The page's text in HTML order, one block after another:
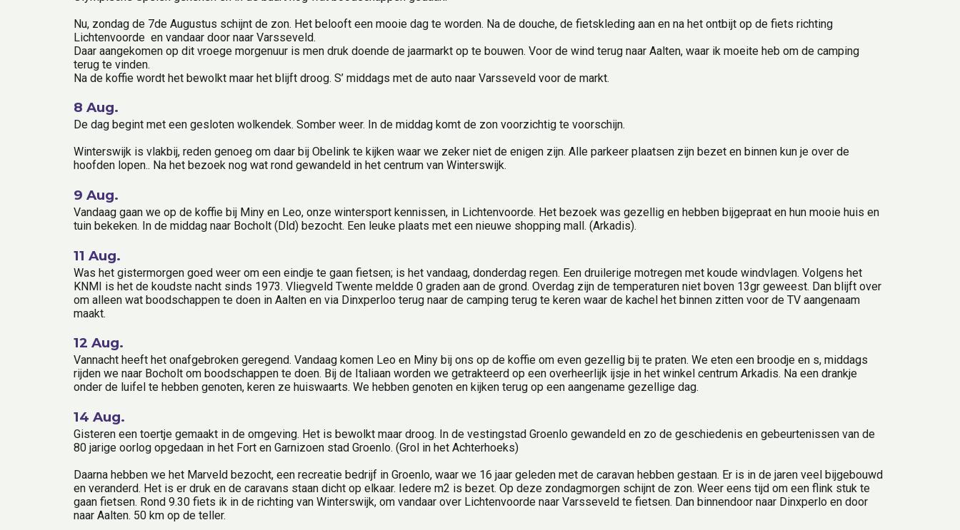
Nu, zondag de 7de Augustus schijnt de zon. Het belooft een mooie dag te worden. Na de douche, de fietskleding aan en na het ontbijt op de fiets richting
Lichtenvoorde  en vandaar door naar Varsseveld.
Daar aangekomen op dit vroege morgenuur is men druk doende de jaarmarkt op te bouwen. Voor de wind terug naar Aalten, waar ik moeite heb om de camping
terug te vinden.
Na de koffie wordt het bewolkt maar het blijft droog. S’ middags met de auto naar Varsseveld voor de markt.
8 Aug.
De dag begint met een gesloten wolkendek. Somber weer. In de middag komt de zon voorzichtig te voorschijn.
Winterswijk is vlakbij, reden genoeg om daar bij Obelink te kijken waar we zeker niet de enigen zijn. Alle parkeer plaatsen zijn bezet en binnen kun je over de
hoofden lopen.. Na het bezoek nog wat rond gewandeld in het centrum van Winterswijk.
9 Aug.
Vandaag gaan we op de koffie bij Miny en Leo, onze wintersport kennissen, in Lichtenvoorde. Het bezoek was gezellig en hebben bijgepraat en hun mooie huis en
tuin bekeken. In de middag naar Bocholt (Dld) bezocht. Een leuke plaats met een nieuwe shopping mall. (Arkadis).
11 Aug.
Was het gistermorgen goed weer om een eindje te gaan fietsen; is het vandaag, donderdag regen. Een druilerige motregen met koude windvlagen. Volgens het
KNMI is het de koudste nacht sinds 1973. Vliegveld Twente meldde 0 graden aan de grond. Overdag zijn de temperaturen niet boven 13gr geweest. Dan blijft over
om alleen wat boodschappen te doen in Aalten en via Dinxperloo terug naar de camping terug te keren waar de kachel het binnen zitten voor de TV aangenaam
maakt.
12 Aug.
Vannacht heeft het onafgebroken geregend. Vandaag komen Leo en Miny bij ons op de koffie om even gezellig bij te praten. We eten een broodje en s, middags
rijden we naar Bocholt om boodschappen te doen. Bij de Italiaan worden we getrakteerd op een overheerlijk ijsje in het winkel centrum Arkadis. Na een drankje
onder de luifel te hebben genoten, keren ze huiswaarts. We hebben genoten en kijken terug op een aangename gezellige dag.
14 Aug.
Gisteren een toertje gemaakt in de omgeving. Het is bewolkt maar droog. In de vestingstad Groenlo gewandeld en zo de geschiedenis en gebeurtenissen van de
80 jarige oorlog opgedaan in het Fort en Garnizoen stad Groenlo. (Grol in het Achterhoeks)
Daarna hebben we het Marveld bezocht, een recreatie bedrijf in Groenlo, waar we 16 jaar geleden met de caravan hebben gestaan. Er is in de jaren veel bijgebouwd
en veranderd. Het is er druk en de caravans staan dicht op elkaar. Iedere m2 is bezet. Op deze zondagmorgen schijnt de zon. Weer eens tijd om een flink stuk te
gaan fietsen. Rond 9.30 fiets ik in de richting van Winterswijk, om vandaar over Lichtenvoorde naar Varsseveld te fietsen. Dan binnendoor naar Dinxperlo en door
naar Aalten. 50 km op de teller.